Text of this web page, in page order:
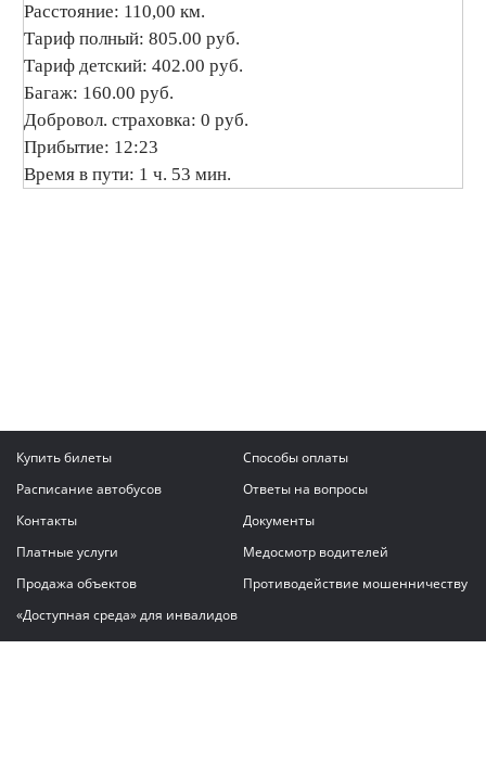
Расстояние: 110,00 км.
Тариф полный: 805.00 руб.
Тариф детский: 402.00 руб.
Багаж: 160.00 руб.
Добровол. страховка: 0 руб.
Прибытие: 12:23
Время в пути: 1 ч. 53 мин.
Купить билеты
Способы оплаты
Расписание автобусов
Ответы на вопросы
Контакты
Документы
Платные услуги
Медосмотр водителей
Продажа объектов
Противодействие мошенничеству
«Доступная среда» для инвалидов